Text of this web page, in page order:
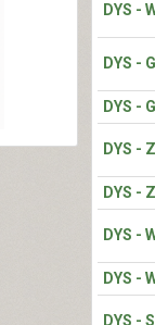
DYS -
DYS -
DYS -
DYS -
DYS -
DYS -
DYS -
DYS -